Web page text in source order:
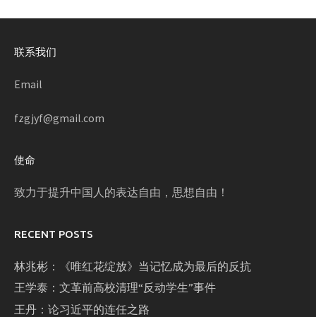
联系我们
Email
fzgjyf@gmail.com
使命
致力于提升中国人的表达自由，思想自由！
RECENT POSTS
林兆彬：《唯红花绽放》当记忆成为最后的反抗
王学泰：文革前高校清理“反动学生”事件
王丹：论习近平的连任之路